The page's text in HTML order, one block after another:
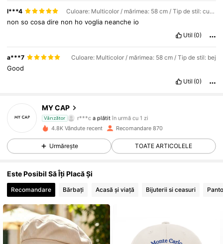
l***4 Culoare: Multicolor / mărimea: 58 cm / Tip de stil: culoarea cafelei
nonsocosadire non hovoglia neanche io
Util (0)
a***7 Culoare: Multicolor / mărimea: 58 cm / Tip de stil: bej
Good
Util (0)
MY CAP
Vânzător
4,86
r***c a plătit în urmă cu 1 zi
4,86 644 Urmăritori
4,86 644 Urmăritori
4.8K Vândute recent Recomandare 870
Urmărește TOATE ARTICOLELE
Este Posibil Să Îți Placă Și
Recomandare Bărbați Acasă și viață Bijuterii si ceasuri